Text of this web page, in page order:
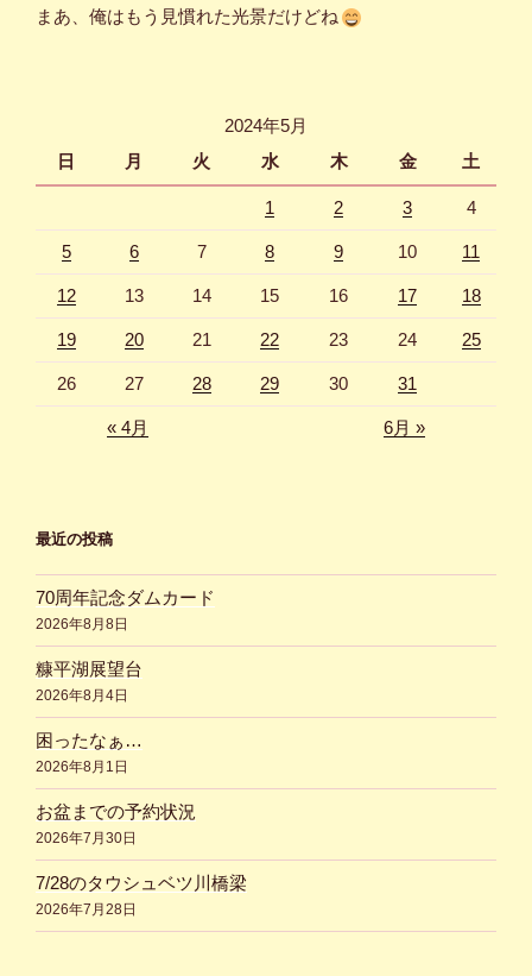
まあ、俺はもう見慣れた光景だけどね
2024年5月
日
月 火 水 木 金 土
1 2 3 4
5 6 7 8 9 10 11
12 13 14 15 16 17 18
19 20 21 22 23 24 25
26 27 28 29 30 31
« 4月 6月 »
最近の投稿
70周年記念ダムカード
2026年8月8日
糠平湖展望台
2026年8月4日
困ったなぁ…
2026年8月1日
お盆までの予約状況
2026年7月30日
7/28のタウシュベツ川橋梁
2026年7月28日